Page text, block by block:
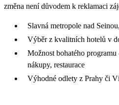
změna není důvodem k reklamaci
Slavná metropole nad
Výběr z kvalitních hotelů v
Možnost bohatého
nákupy, restaurace
Výhodné odlety z Prahy či